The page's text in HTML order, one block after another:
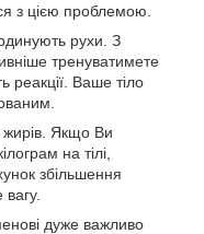
з цією проблемою.
рухи. З
тренуватимете
реакції. Ваше тіло
Якщо Ви
на тілі,
збільшення
дуже важливо